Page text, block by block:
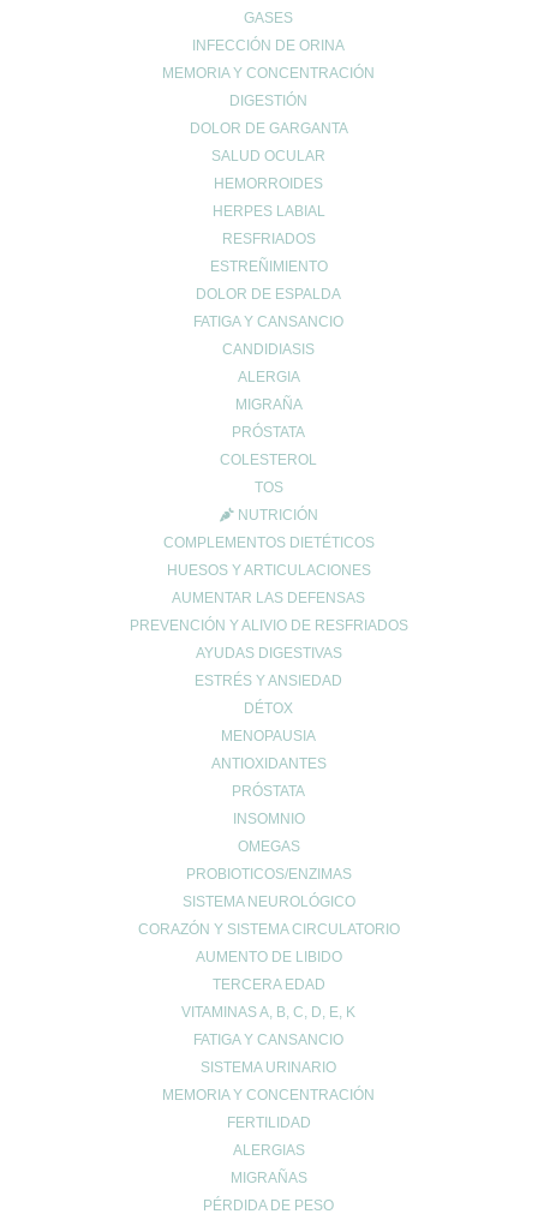
GASES
INFECCIÓN DE ORINA
MEMORIA Y CONCENTRACIÓN
DIGESTIÓN
DOLOR DE GARGANTA
SALUD OCULAR
HEMORROIDES
HERPES LABIAL
RESFRIADOS
ESTREÑIMIENTO
DOLOR DE ESPALDA
FATIGA Y CANSANCIO
CANDIDIASIS
ALERGIA
MIGRAÑA
PRÓSTATA
COLESTEROL
TOS
NUTRICIÓN
COMPLEMENTOS DIETÉTICOS
HUESOS Y ARTICULACIONES
AUMENTAR LAS DEFENSAS
PREVENCIÓN Y ALIVIO DE RESFRIADOS
AYUDAS DIGESTIVAS
ESTRÉS Y ANSIEDAD
DÉTOX
MENOPAUSIA
ANTIOXIDANTES
PRÓSTATA
INSOMNIO
OMEGAS
PROBIOTICOS/ENZIMAS
SISTEMA NEUROLÓGICO
CORAZÓN Y SISTEMA CIRCULATORIO
AUMENTO DE LIBIDO
TERCERA EDAD
VITAMINAS A, B, C, D, E, K
FATIGA Y CANSANCIO
SISTEMA URINARIO
MEMORIA Y CONCENTRACIÓN
FERTILIDAD
ALERGIAS
MIGRAÑAS
PÉRDIDA DE PESO